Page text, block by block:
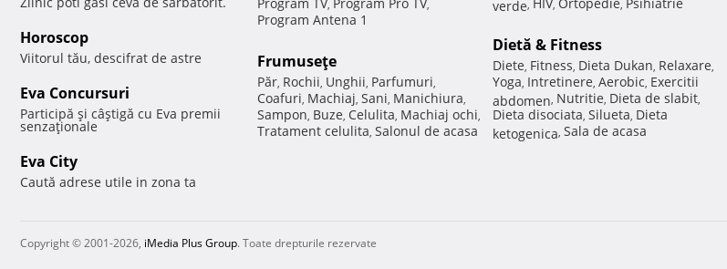
Horoscop
Viitorul tău, descifrat de astre
Eva Concursuri
Participă şi câştigă cu Eva premii
senzaţionale
Eva City
Caută adrese utile in zona ta
, ,
Program Antena 1
Frumuseţe
Păr, Rochii, Unghii, Parfumuri,
Coafuri, Machiaj, Sani, Manichiura,
Sampon, Buze, Celulita, Machiaj ochi,
Tratament celulita, Salonul de acasa
verde, , ,
Dietă & Fitness
Diete, Fitness, Dieta Dukan, Relaxare,
Yoga, Intretinere, Aerobic, Exercitii
abdomen, Nutritie, Dieta de slabit,
Dieta disociata, Silueta, Dieta
ketogenica, Sala de acasa
Copyright © 2001-2026, iMedia Plus Group. Toate drepturile rezervate